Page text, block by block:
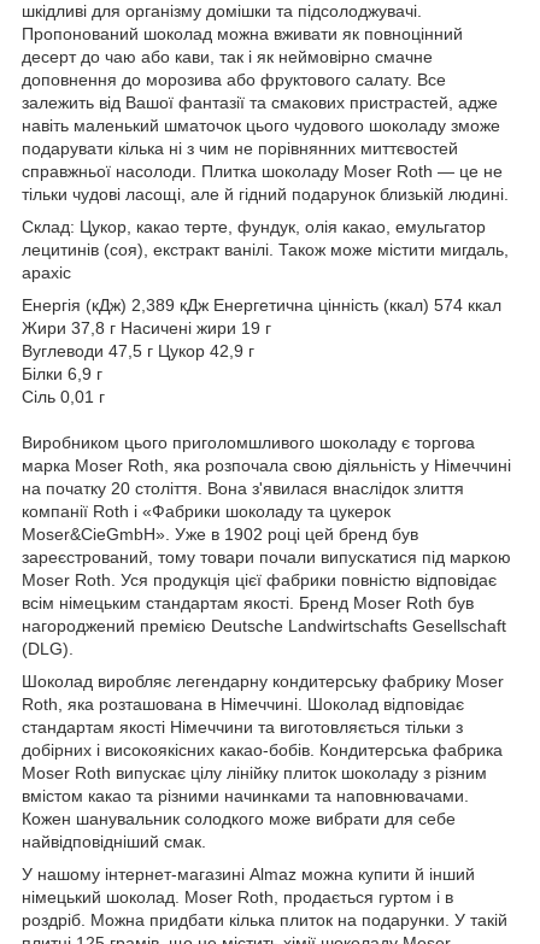
шкідливі для організму домішки та підсолоджувачі.
Пропонований шоколад можна вживати як повноцінний
десерт до чаю або кави, так і як неймовірно смачне
доповнення до морозива або фруктового салату. Все
залежить від Вашої фантазії та смакових пристрастей, адже
навіть маленький шматочок цього чудового шоколаду зможе
подарувати кілька ні з чим не порівнянних миттєвостей
справжньої насолоди. Плитка шоколаду Moser Roth — це не
тільки чудові ласощі, але й гідний подарунок близькій людині.
Склад: Цукор, какао терте, фундук, олія какао, емульгатор
лецитинів (соя), екстракт ванілі. Також може містити мигдаль,
арахіс
Енергія (кДж) 2,389 кДж Енергетична цінність (ккал) 574 ккал
Жири 37,8 г Насичені жири 19 г
Вуглеводи 47,5 г Цукор 42,9 г
Білки 6,9 г
Сіль 0,01 г
Виробником цього приголомшливого шоколаду є торгова
марка Moser Roth, яка розпочала свою діяльність у Німеччині
на початку 20 століття. Вона з'явилася внаслідок злиття
компанії Roth і «Фабрики шоколаду та цукерок
Moser&CieGmbH». Уже в 1902 році цей бренд був
зареєстрований, тому товари почали випускатися під маркою
Moser Roth. Уся продукція цієї фабрики повністю відповідає
всім німецьким стандартам якості. Бренд Moser Roth був
нагороджений премією Deutsche Landwirtschafts Gesellschaft
(DLG).
Шоколад виробляє легендарну кондитерську фабрику Moser
Roth, яка розташована в Німеччині. Шоколад відповідає
стандартам якості Німеччини та виготовляється тільки з
добірних і високоякісних какао-бобів. Кондитерська фабрика
Moser Roth випускає цілу лінійку плиток шоколаду з різним
вмістом какао та різними начинками та наповнювачами.
Кожен шанувальник солодкого може вибрати для себе
найвідповідніший смак.
У нашому інтернет-магазині Almaz можна купити й інший
німецький шоколад. Moser Roth, продається гуртом і в
роздріб. Можна придбати кілька плиток на подарунки. У такій